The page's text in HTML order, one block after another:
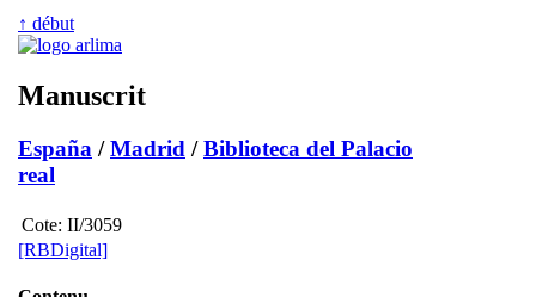
↑ début
Manuscrit
España /Madrid /Biblioteca del Palacio
real
Cote: II/3059
[RBDigital]